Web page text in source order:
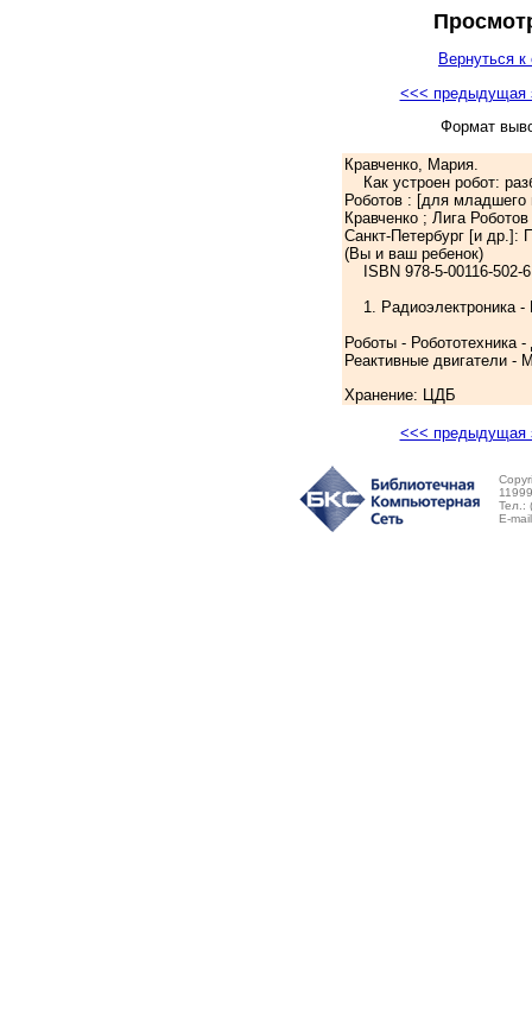
Вернуться к
<<< предыдущая
Формат
Кравченко, Мария.
Как устроен робот:
Роботов : [для младшего
Кравченко ; Лига
Санкт-Петербург [и др.]:
(Вы и ваш ребенок)
ISBN 978-5-00116-502-
1. Радиоэлектроника -
Роботы - Робототехника
Реактивные двигатели -
Хранение: ЦДБ
<<< предыдущая
Тел.:
E-